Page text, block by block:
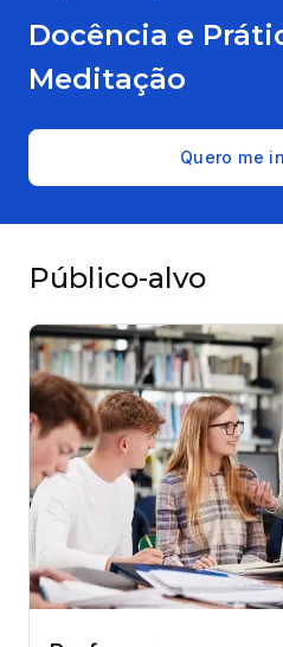
Docência e
Meditação
Quero me
Público-alvo